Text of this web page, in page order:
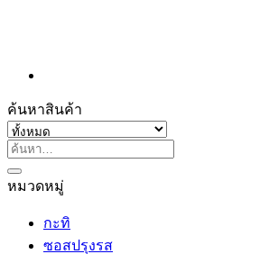
ค้นหาสินค้า
ค้นหา:
หมวดหมู่
กะทิ
ซอสปรุงรส